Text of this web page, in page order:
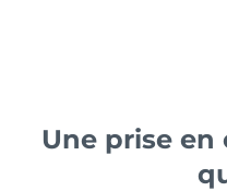
Une prise en